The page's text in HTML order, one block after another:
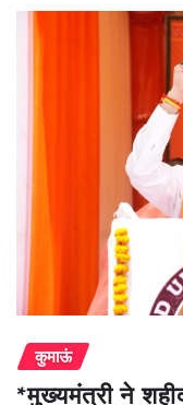
कुमाऊं
*मुख्यमंत्री ने